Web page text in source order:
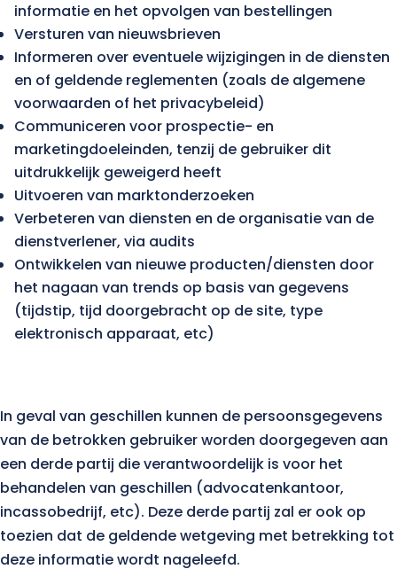
informatie en het opvolgen van bestellingen
Versturen van nieuwsbrieven
Informeren over eventuele wijzigingen in de diensten
en of geldende reglementen (zoals de algemene
voorwaarden of het privacybeleid)
Communiceren voor prospectie- en
marketingdoeleinden, tenzij de gebruiker dit
uitdrukkelijk geweigerd heeft
Uitvoeren van marktonderzoeken
Verbeteren van diensten en de organisatie van de
dienstverlener, via audits
Ontwikkelen van nieuwe producten/diensten door
het nagaan van trends op basis van gegevens
(tijdstip, tijd doorgebracht op de site, type
elektronisch apparaat, etc)
In geval van geschillen kunnen de persoonsgegevens
van de betrokken gebruiker worden doorgegeven aan
een derde partij die verantwoordelijk is voor het
behandelen van geschillen (advocatenkantoor,
incassobedrijf, etc). Deze derde partij zal er ook op
toezien dat de geldende wetgeving met betrekking tot
deze informatie wordt nageleefd.